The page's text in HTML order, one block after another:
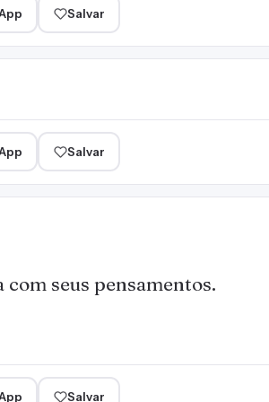
Salvar
Salvar
com seus pensamentos.
Salvar